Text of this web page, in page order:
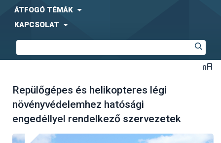
ÁTFOGÓ TÉMÁK
KAPCSOLAT
Repülőgépes és helikopteres légi
növényvédelemhez hatósági
engedéllyel rendelkező szervezetek